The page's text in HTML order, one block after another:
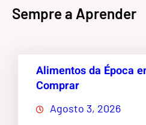
Sempre a Aprender
Alimentos da Época
Comprar
Agosto 3, 2026